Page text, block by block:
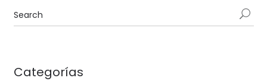
Categorías